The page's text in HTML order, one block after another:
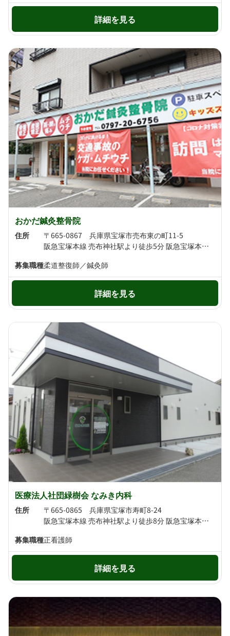
詳細を見る
おかだ鍼灸整骨院
住所
〒665-0867 兵庫県宝塚市売布東の町11-5
阪急宝塚本線 売布神社駅より徒歩5分 阪急宝塚本線 中山観音駅より徒歩6分
募集職種柔道整復師／鍼灸師
詳細を見る
医療法人社団緑樹会 なみき内科
住所
〒665-0865 兵庫県宝塚市寿町8-24
阪急宝塚本線 売布神社駅より徒歩8分 阪急宝塚本線 中山観音駅より徒歩11分
募集職種正看護師
詳細を見る